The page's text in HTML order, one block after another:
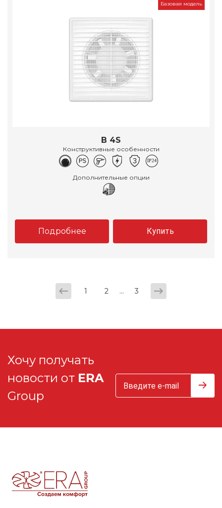
Базовая модель
B 4S
Конструктивные особенности
Дополнительные опции
Подробнее Купить
1 2 ... 3
Хочу получать
новости от ERA
Group